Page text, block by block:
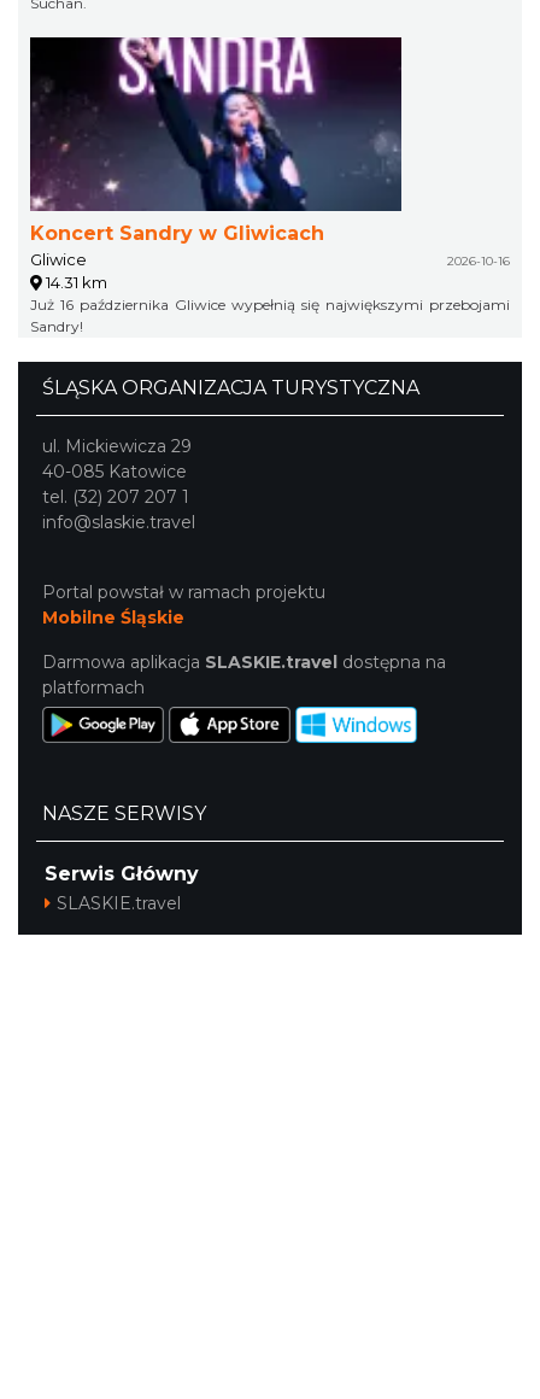
Koncert Sandry w Gliwicach
Gliwice 2026-10-16
14.31 km
Już 16 października Gliwice wypełnią się największymi przebojami
Sandry!
ŚLĄSKA ORGANIZACJA TURYSTYCZNA
ul. Mickiewicza 29
40-085 Katowice
tel. (32) 207 207 1
info@slaskie.travel
Portal powstał w ramach projektu
Mobilne Śląskie
Darmowa aplikacja SLASKIE.travel dostępna na
platformach
NASZE SERWISY
Serwis Główny
SLASKIE.travel